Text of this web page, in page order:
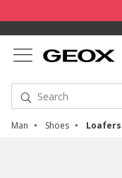
Man Shoes Loafers